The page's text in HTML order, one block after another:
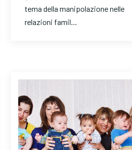
tema della manipolazione nelle
relazioni famil…